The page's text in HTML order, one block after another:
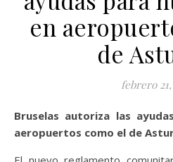
en
de
febrero 21,
Bruselas autoriza las ayudas para nuevas rutas en
aeropuertos como el de